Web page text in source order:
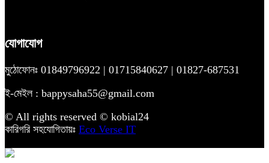
যোগাযোগ
মুঠোফোনঃ 01849796922 | 01715840627 | 01827-687531
ই-মেইল : bappysaha55@gmail.com
© All rights reserved © kobial24
কারিগরি সহযোগিতায়ঃ Eco Verse IT